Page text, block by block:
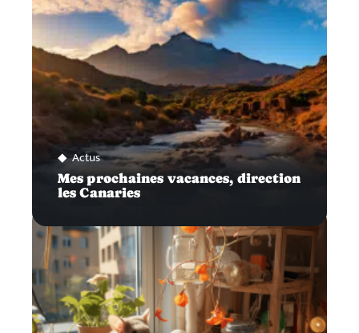
Actus
Mes prochaines vacances, direction
les Canaries